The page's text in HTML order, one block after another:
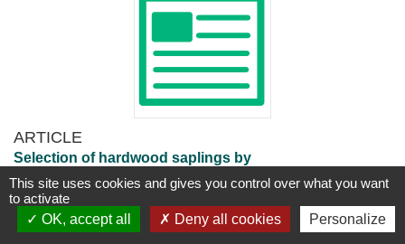
ARTICLE
Selection of hardwood saplings by
in the availability of palatable species
and of understory vegetation.
inRevue d'écologie , Vol. 53 n° 3,
This site uses cookies and gives you control over what you want
to activate
OK, accept all
Deny all cookies Personalize